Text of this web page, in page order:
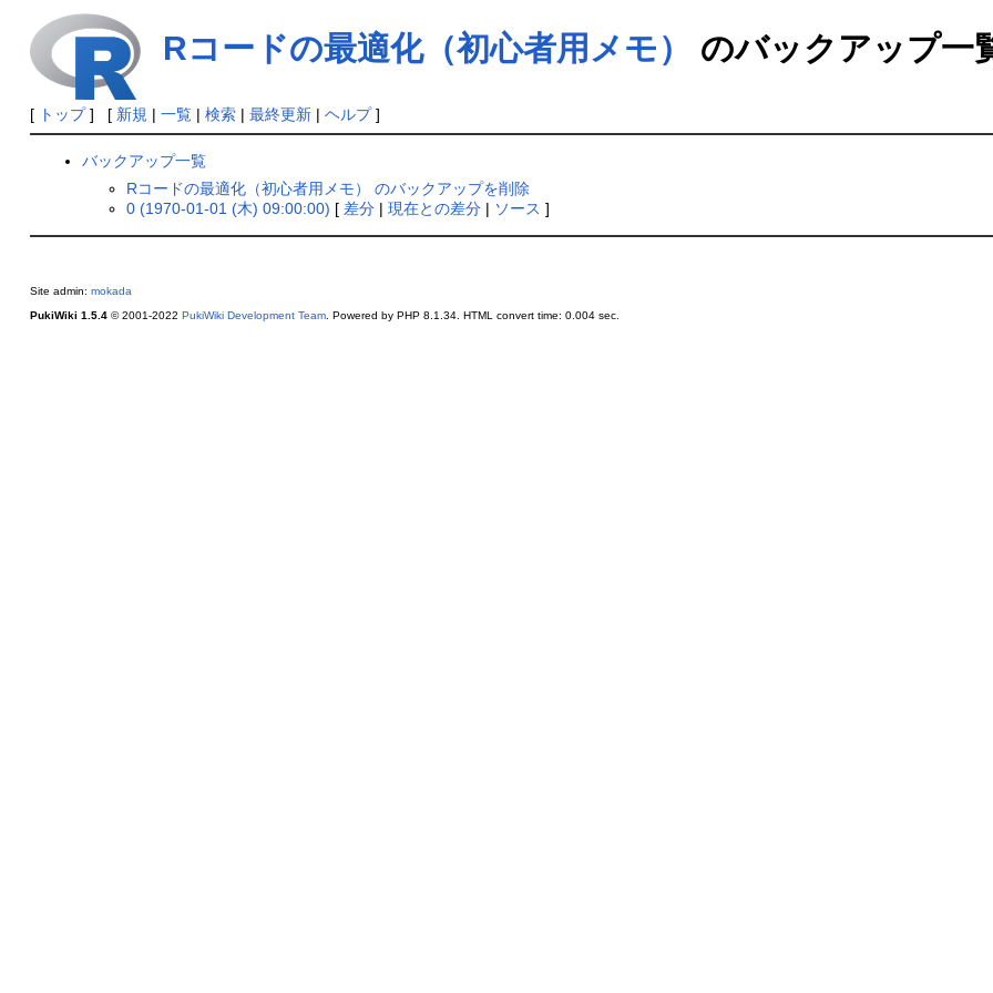
Rコードの最適化（初心者用メモ） のバックアップ一
[ トップ] [ 新規 | 一覧| 検索| 最終更新| ヘルプ]
バックアップ一覧
Rコードの最適化（初心者用メモ） のバックアップを削除
0 (1970-01-01 (木) 09:00:00) [ 差分 |現在との差分 | ソース ]
Site admin: mokada
PukiWiki 1.5.4© 2001-2022 PukiWiki Development Team. Powered by PHP 8.1.34. HTML convert time: 0.004 sec.